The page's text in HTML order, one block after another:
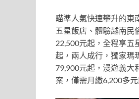
瞄準人氣快速攀升的東
五星飯店、體驗越南民
22,500元起，全程享五
起，兩人成行，獨家瑪
79,900元起，漫遊義大
案，僅需月繳6,200多